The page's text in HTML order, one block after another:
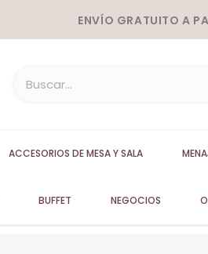
ENVÍO GRATUITO A
ACCESORIOS DE MESA Y SALA
BUFFET NEGOCIOS